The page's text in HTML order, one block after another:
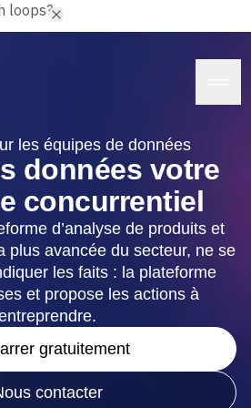
les équipes de données
données votre
concurrentiel
d’analyse de produits et
plus avancée du secteur, ne se
les faits : la plateforme
et propose les actions à
gratuitement
contacter
loops?